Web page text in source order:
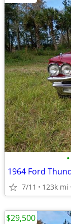
•
1964 Ford
7/11 123k mi
$29,500